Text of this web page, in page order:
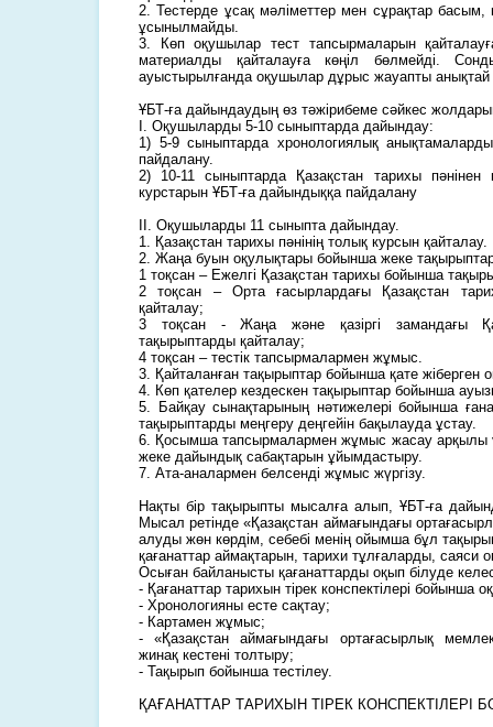
2. Тестерде ұсақ мәліметтер мен сұрақтар басым,
ұсынылмайды.
3. Көп оқушылар тест тапсырмаларын
материалды қайталауға көңіл бөлмейді.
ауыстырылғанда оқушылар дұрыс жауапты
ҰБТ-ға дайындаудың өз тәжірибеме сәйкес
І. Оқушыларды 5-10 сыныптарда дайындау:
1) 5-9 сыныптарда хронологиялық
пайдалану.
2) 10-11 сыныптарда Қазақстан тарихы
курстарын ҰБТ-ға дайындыққа пайдалану
ІІ. Оқушыларды 11 сыныпта дайындау.
1. Қазақстан тарихы пәнінің толық курсын қайталау.
2. Жаңа буын оқулықтары бойынша жеке
1 тоқсан – Ежелгі Қазақстан тарихы бойынша
2 тоқсан – Орта ғасырлардағы Қазақстан
қайталау;
3 тоқсан - Жаңа және қазіргі замандағы
тақырыптарды қайталау;
4 тоқсан – тестік тапсырмалармен жұмыс.
3. Қайталанған тақырыптар бойынша қате
4. Көп қателер кездескен тақырыптар бойынша
5. Байқау сынақтарының нәтижелері бойынша
тақырыптарды меңгеру деңгейін бақылауда ұстау.
6. Қосымша тапсырмалармен жұмыс жасау арқылы
жеке дайындық сабақтарын ұйымдастыру.
7. Ата-аналармен белсенді жұмыс жүргізу.
Нақты бір тақырыпты мысалға алып, ҰБТ-ға
Мысал ретінде «Қазақстан аймағындағы
алуды жөн көрдім, себебі менің ойымша бұл
қағанаттар аймақтарын, тарихи тұлғаларды, саяси
Осыған байланысты қағанаттарды оқып білуде
- Қағанаттар тарихын тірек конспектілері бойынша
- Хронологияны есте сақтау;
- Картамен жұмыс;
- «Қазақстан аймағындағы ортағасырлық
жинақ кестені толтыру;
- Тақырып бойынша тестілеу.
ҚАҒАНАТТАР ТАРИХЫН ТІРЕК КОНСПЕКТІЛЕРІ